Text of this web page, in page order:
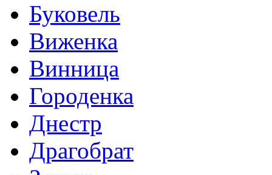
Буковель
Виженка
Винница
Городенка
Днестр
Драгобрат